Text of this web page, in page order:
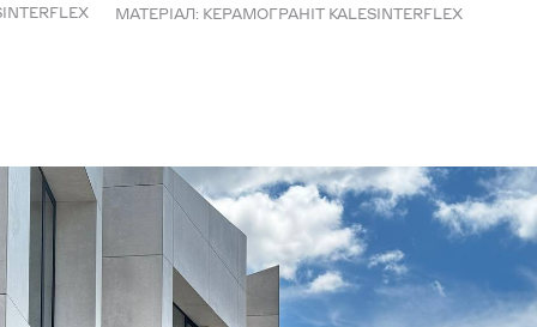
МАТЕРІАЛ: КЕРАМОГРАНІТ KALESINTERFLEX